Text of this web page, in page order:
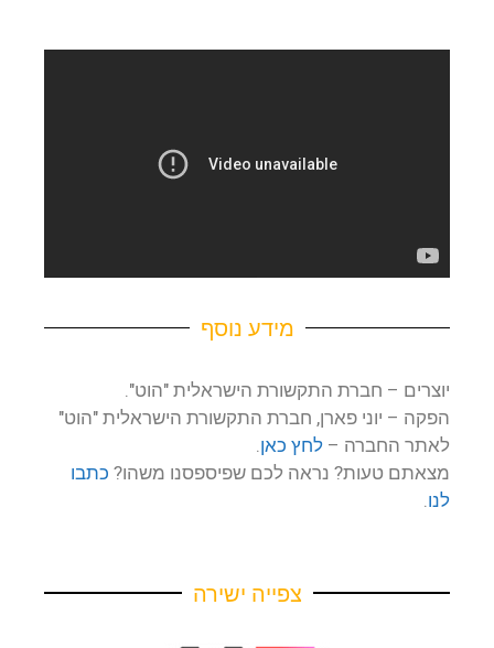
מידע נוסף
יוצרים – חברת התקשורת הישראלית "הוט".
הפקה – יוני פארן, חברת התקשורת הישראלית "הוט"
לאתר החברה – לחץ כאן.
מצאתם טעות? נראה לכם שפיספסנו משהו? כתבו
לנו.
צפייה ישירה